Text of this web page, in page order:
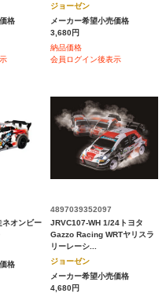
格
ジョーゼン
メーカー希望小売価格
3,680円
納品価格
会員ログイン後表示
オンビー
格
4897039352097
JRVC107-WH 1/24トヨタ
Gazzo Racing WRTヤリスラ
リーレーシ...
ジョーゼン
メーカー希望小売価格
4,680円